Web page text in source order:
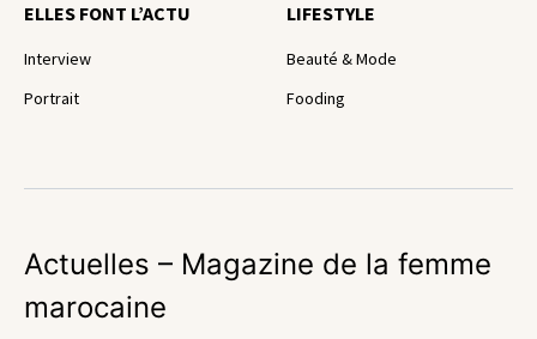
ELLES FONT L’ACTU
Interview
Portrait
LIFESTYLE
Beauté & Mode
Fooding
Actuelles – Magazine de la femme
marocaine